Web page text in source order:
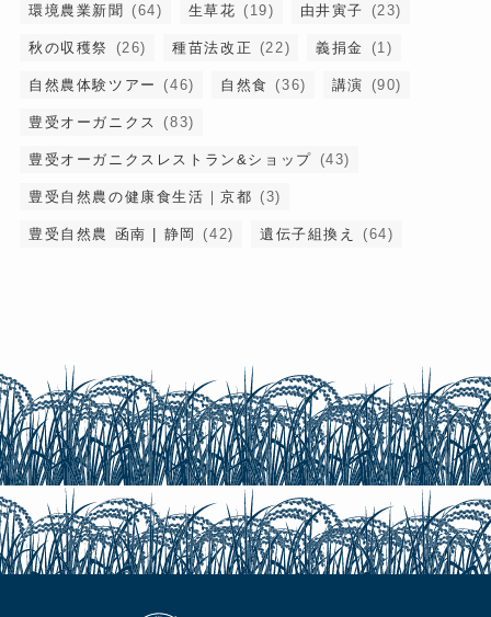
環境農業新聞 (64) 生草花 (19) 由井寅子 (23)
秋の収穫祭 (26) 種苗法改正 (22) 義捐金 (1)
自然農体験ツアー (46) 自然食 (36) 講演 (90)
豊受オーガニクス (83)
豊受オーガニクスレストラン&ショップ (43)
豊受自然農の健康食生活｜京都 (3)
豊受自然農 函南 | 静岡 (42) 遺伝子組換え (64)